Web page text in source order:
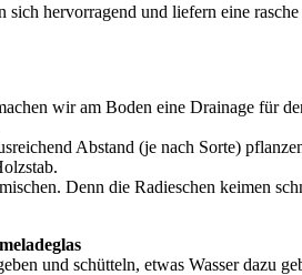
hervorragend und liefern eine
wir am Boden eine Drainage für
Abstand (je nach Sorte)
Denn die Radieschen keimen
und schütteln, etwas Wasser dazu